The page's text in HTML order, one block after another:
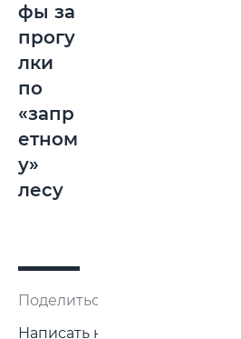
фы за
прогу
лки
по
«запр
етном
у»
лесу
Поделиться:
Написать нам